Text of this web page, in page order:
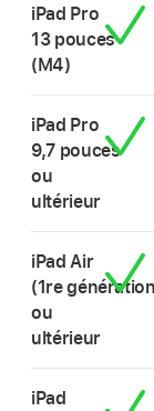
iPad Pro
13 pouces
(M4)
iPad Pro
9,7 pouces
ou
ultérieur
iPad Air
(1re
ou
ultérieur
iPad